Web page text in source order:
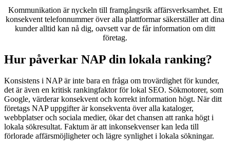
Kommunikation är nyckeln till framgångsrik affärsverksamhet. Ett
konsekvent telefonnummer över alla plattformar säkerställer att dina
kunder alltid kan nå dig, oavsett var de får information om ditt
företag.
Hur påverkar NAP din lokala ranking?
Konsistens i NAP är inte bara en fråga om trovärdighet för kunder,
det är även en kritisk rankingfaktor för lokal SEO. Sökmotorer, som
Google, värderar konsekvent och korrekt information högt. När ditt
företags NAP uppgifter är konsekventa över alla kataloger,
webbplatser och sociala medier, ökar det chansen att ranka högt i
lokala sökresultat. Faktum är att inkonsekvenser kan leda till
förlorade affärsmöjligheter och lägre synlighet i lokala sökningar.